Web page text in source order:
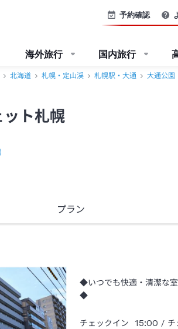
予約確認
海外旅行 国内旅行
北海道 札幌・定山渓 札幌駅・大通 大通公園
ト札幌
プラン
◆いつでも快適・清潔な
◆
チェックイン 15:00 / チ